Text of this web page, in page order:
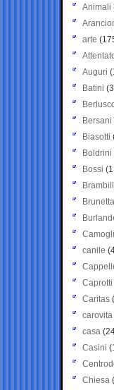
Animali
arte
Auguri
Batini
Bersani
Biasotti
Boldrini
Bossi
Brunetta
Camogli
canile
Caprotti
Caritas
carovita
casa
Casini
Chiesa